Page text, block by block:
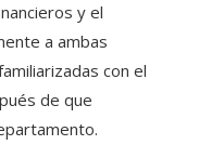
y el
a ambas
con el
de que